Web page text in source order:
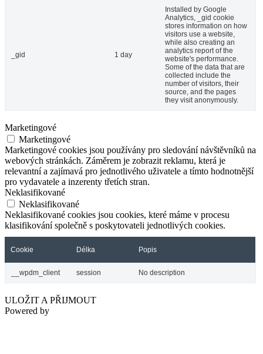
_gid 1 day
Installed by Google
Analytics, _gid cookie
stores information on how
visitors use a website,
while also creating an
analytics report of the
website's performance.
Some of the data that are
collected include the
number of visitors, their
source, and the pages
they visit anonymously.
Marketingové
Marketingové
Marketingové cookies jsou používány pro sledování návštěvníků na
webových stránkách. Záměrem je zobrazit reklamu, která je
relevantní a zajímavá pro jednotlivého uživatele a tímto hodnotnější
pro vydavatele a inzerenty třetích stran.
Neklasifikované
Neklasifikované
Neklasifikované cookies jsou cookies, které máme v procesu
klasifikování společně s poskytovateli jednotlivých cookies.
Cookie Délka Popis
__wpdm_client session No description
ULOŽIT A PŘIJMOUT
Powered by